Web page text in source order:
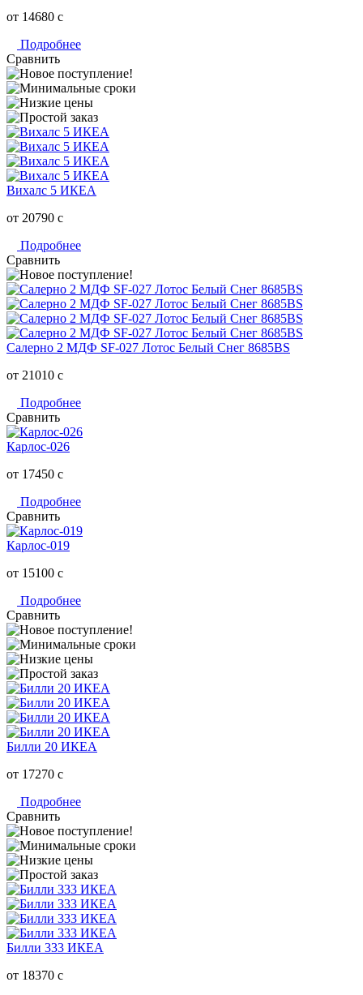
от 14680 c
Подробнее
Сравнить
Вихалс 5 ИКЕА
от 20790 c
Подробнее
Сравнить
Салерно 2 МДФ SF-027 Лотос Белый Снег 8685BS
от 21010 c
Подробнее
Сравнить
Карлос-026
от 17450 c
Подробнее
Сравнить
Карлос-019
от 15100 c
Подробнее
Сравнить
Билли 20 ИКЕА
от 17270 c
Подробнее
Сравнить
Билли 333 ИКЕА
от 18370 c